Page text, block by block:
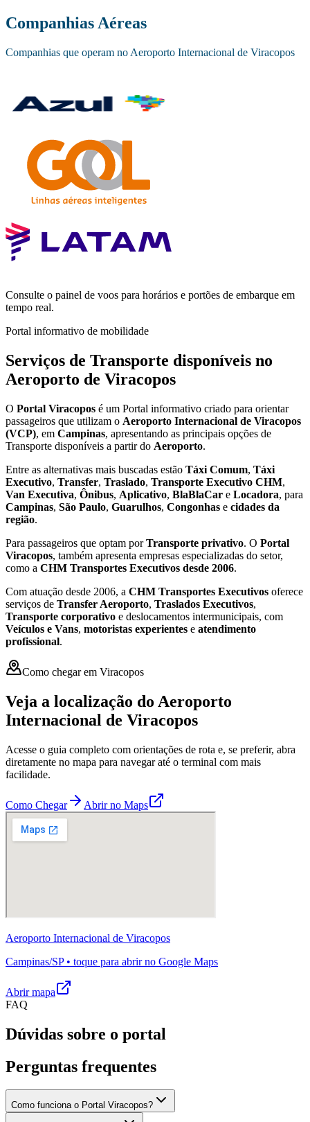
Companhias Aéreas
Companhias que operam no Aeroporto Internacional de Viracopos
Consulte o painel de voos para horários e portões de embarque em
tempo real.
Portal informativo de mobilidade
Serviços de Transporte disponíveis no
Aeroporto de Viracopos
O Portal Viracopos é um Portal informativo criado para orientar
passageiros que utilizam o Aeroporto Internacional de Viracopos
(VCP), em Campinas, apresentando as principais opções de
Transporte disponíveis a partir do Aeroporto.
Entre as alternativas mais buscadas estão Táxi Comum, Táxi
Executivo, Transfer, Traslado, Transporte Executivo CHM,
Van Executiva, Ônibus, Aplicativo, BlaBlaCar e Locadora, para
Campinas, São Paulo, Guarulhos, Congonhas e cidades da
região.
Para passageiros que optam porTransporte privativo. O Portal
Viracopos, também apresenta empresas especializadas do setor,
como a CHM Transportes Executivos desde 2006.
Com atuação desde 2006, a CHM Transportes Executivos oferece
serviços de Transfer Aeroporto, Traslados Executivos,
Transporte corporativo e deslocamentos intermunicipais, com
Veículos e Vans, motoristas experientes e atendimento
profissional.
Como chegar em Viracopos
Veja a localização do Aeroporto
Internacional de Viracopos
Acesse o guia completo com orientações de rota e, se preferir, abra
diretamente no mapa para navegar até o terminal com mais
facilidade.
Como Chegar Abrir no Maps
Aeroporto Internacional de Viracopos
Campinas/SP • toque para abrir no Google Maps
Abrir mapa
FAQ
Dúvidas sobre o portal
Perguntas frequentes
Como funciona o Portal Viracopos?